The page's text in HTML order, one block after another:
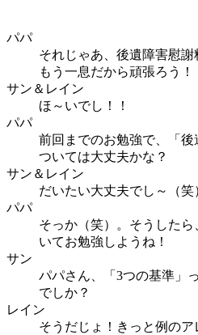
パパ
それじゃあ、後遺障害慰
もう一息だから頑張ろう！
サン＆レイン
ほ～いでし！！
パパ
前回までのお勉強で、「
ついては大丈夫かな？
サン＆レイン
だいたい大丈夫でし～（笑
パパ
そっか（笑）。そうした
いてお勉強しようね！
サン
パパさん、「3つの基準」
でしか？
レイン
そうだじょ！きっと例のア